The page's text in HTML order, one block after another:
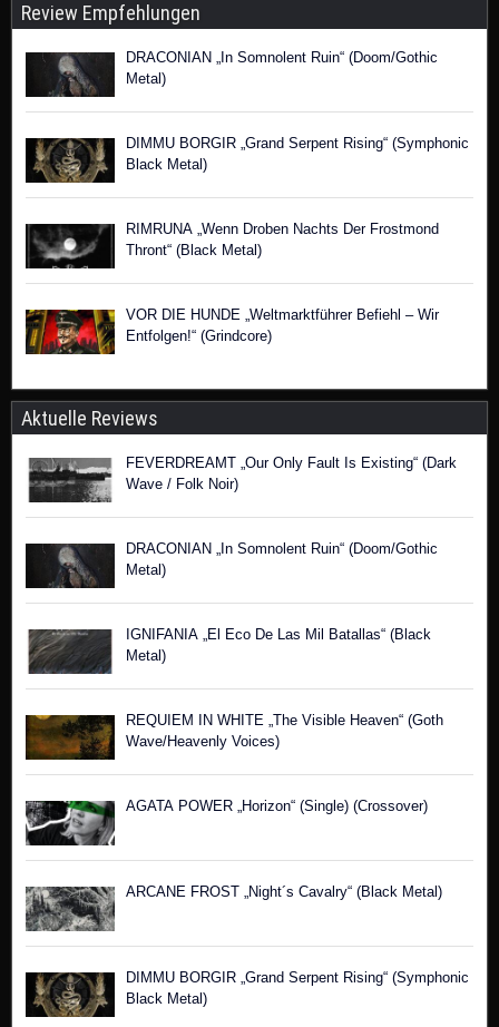
Review Empfehlungen
DRACONIAN „In Somnolent Ruin“ (Doom/Gothic
Metal)
DIMMU BORGIR „Grand Serpent Rising“ (Symphonic
Black Metal)
RIMRUNA „Wenn Droben Nachts Der Frostmond
Thront“ (Black Metal)
VOR DIE HUNDE „Weltmarktführer Befiehl – Wir
Entfolgen!“ (Grindcore)
Aktuelle Reviews
FEVERDREAMT „Our Only Fault Is Existing“ (Dark
Wave / Folk Noir)
DRACONIAN „In Somnolent Ruin“ (Doom/Gothic
Metal)
IGNIFANIA „El Eco De Las Mil Batallas“ (Black
Metal)
REQUIEM IN WHITE „The Visible Heaven“ (Goth
Wave/Heavenly Voices)
AGATA POWER „Horizon“ (Single) (Crossover)
ARCANE FROST „Night´s Cavalry“ (Black Metal)
DIMMU BORGIR „Grand Serpent Rising“ (Symphonic
Black Metal)